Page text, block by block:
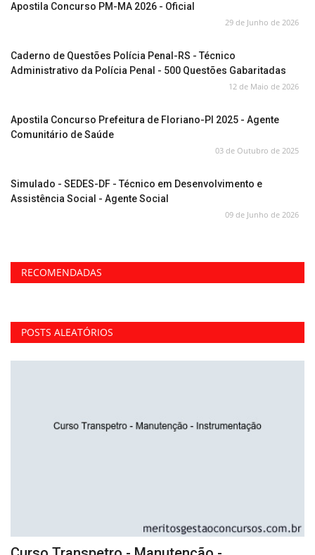
Apostila Concurso PM-MA 2026 - Oficial
29 de Junho de 2026
Caderno de Questões Polícia Penal-RS - Técnico
Administrativo da Polícia Penal - 500 Questões Gabaritadas
12 de Maio de 2026
Apostila Concurso Prefeitura de Floriano-PI 2025 - Agente
Comunitário de Saúde
03 de Outubro de 2025
Simulado - SEDES-DF - Técnico em Desenvolvimento e
Assistência Social - Agente Social
09 de Junho de 2026
RECOMENDADAS
POSTS ALEATÓRIOS